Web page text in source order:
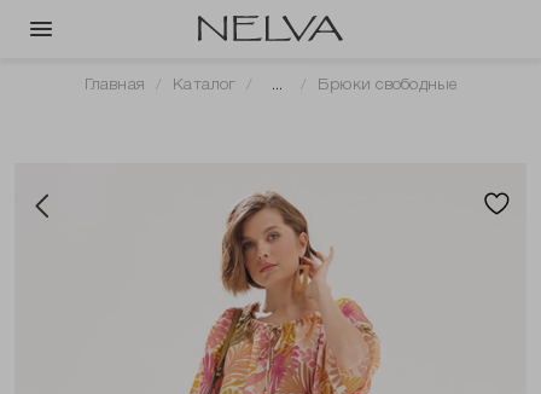
Главная Каталог ... Брюки свободные